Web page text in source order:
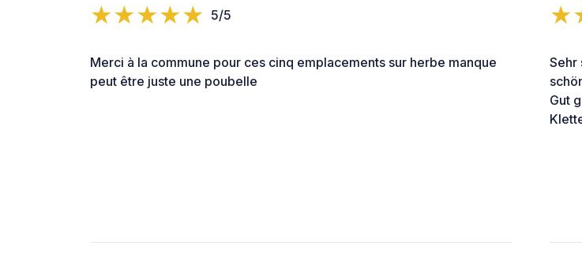
5/5
Merci à la commune pour ces cinq emplacements sur herbe manque
peut être juste une poubelle
Sehr
Gut